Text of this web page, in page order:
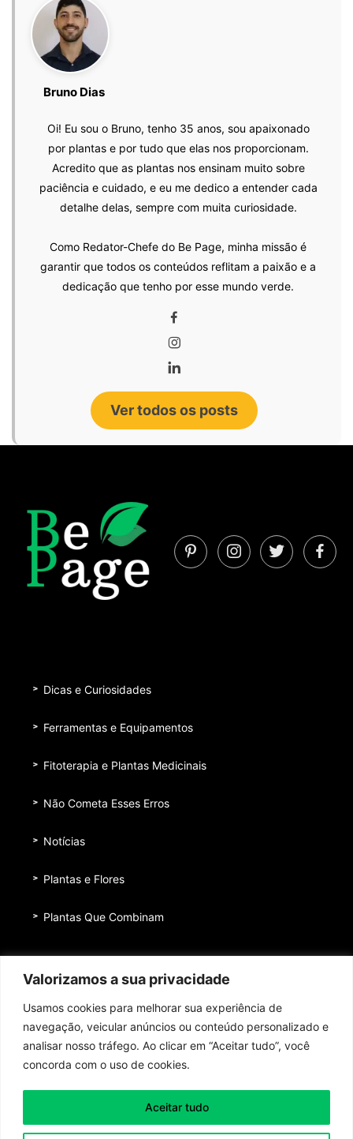
Valorizamos a sua privacidade
Usamos cookies para melhorar sua experiência de
navegação, veicular anúncios ou conteúdo personalizado e
analisar nosso tráfego. Ao clicar em “Aceitar tudo”, você
concorda com o uso de cookies.
Aceitar tudo
Bruno Dias
Oi! Eu sou o Bruno, tenho 35 anos, sou apaixonado
por plantas e por tudo que elas nos proporcionam.
Acredito que as plantas nos ensinam muito sobre
paciência e cuidado, e eu me dedico a entender cada
detalhe delas, sempre com muita curiosidade.
Como Redator-Chefe do Be Page, minha missão é
garantir que todos os conteúdos reflitam a paixão e a
dedicação que tenho por esse mundo verde.
Ver todos os posts
Dicas e Curiosidades
Ferramentas e Equipamentos
Fitoterapia e Plantas Medicinais
Não Cometa Esses Erros
Notícias
Plantas e Flores
Plantas Que Combinam
Quem nos patrocina
Contato
Toda honra e toda glória ao Senhor Jesus Cristo!